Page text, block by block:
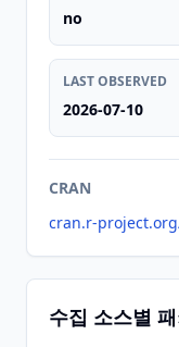
no
LAST OBSERVED
2026-07-10
CRAN
cran.r-
수집 소스별